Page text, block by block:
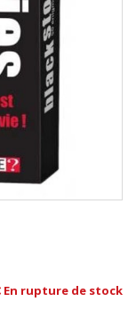
En rupture de stock